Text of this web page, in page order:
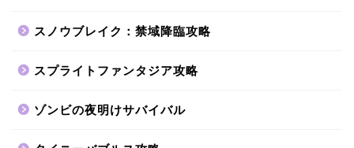
スノウブレイク：禁域降臨攻略
スプライトファンタジア攻略
ゾンビの夜明けサバイバル